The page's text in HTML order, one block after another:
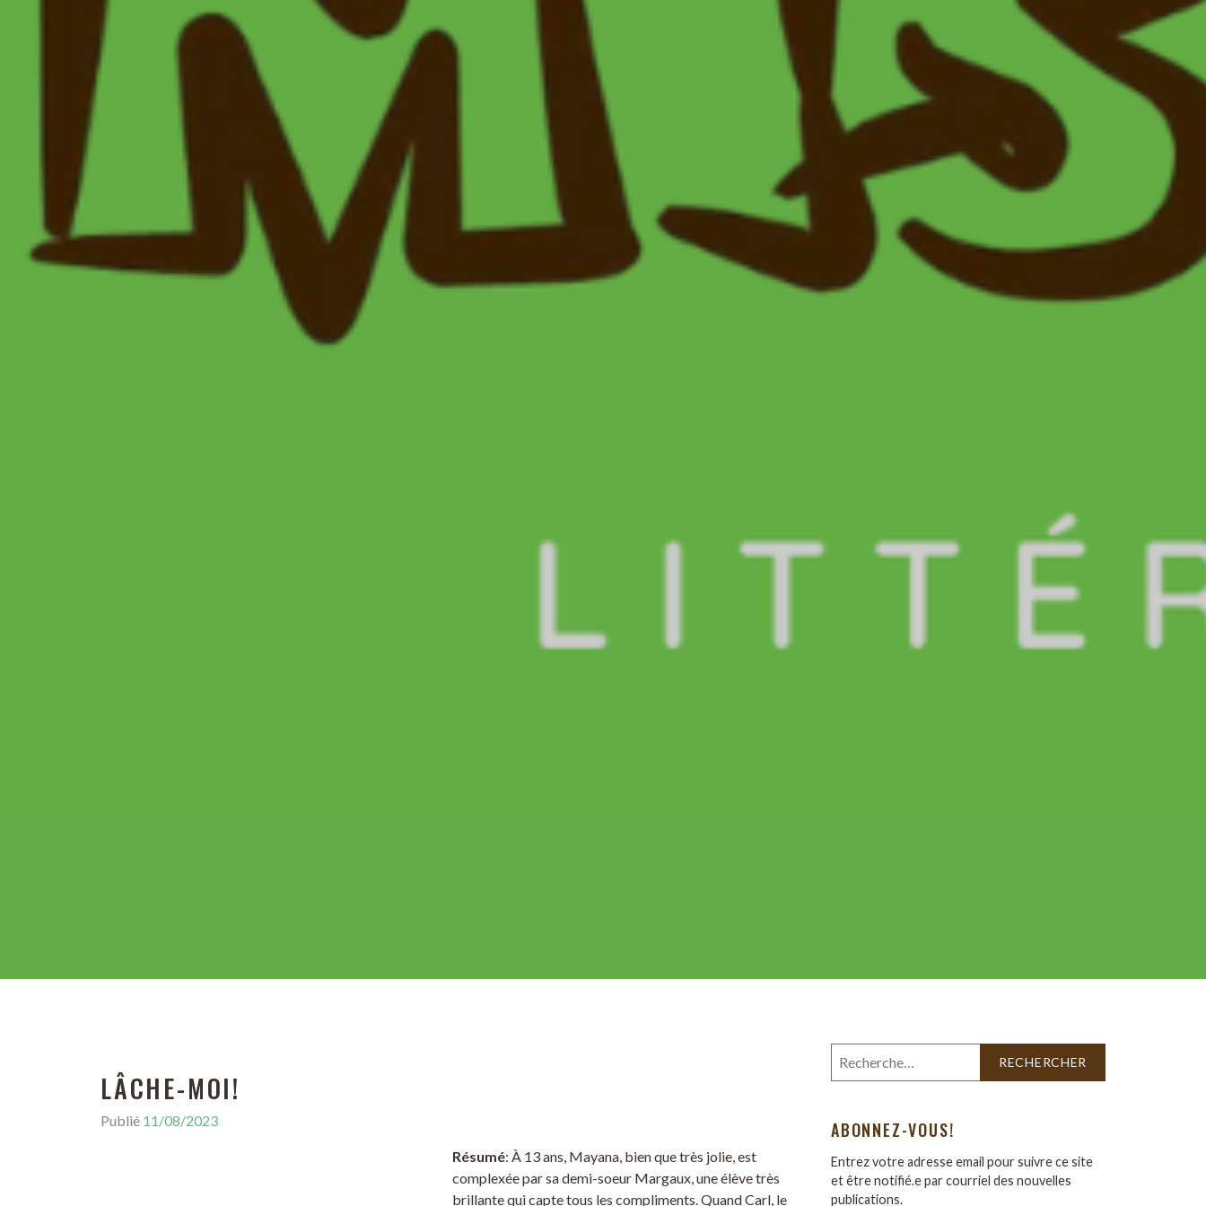
LÂCHE-MOI!
Publié 11/08/2023
Résumé: À 13 ans, Mayana, bien que très jolie, est
complexée par sa demi-soeur Margaux, une élève très
brillante qui capte tous les compliments. Quand Carl, le
ABONNEZ-VOUS!
Entrez votre adresse email pour suivre ce site
et être notifié.e par courriel des nouvelles
publications.